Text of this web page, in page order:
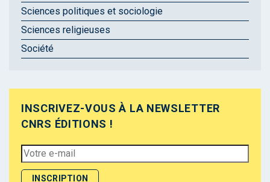
Sciences politiques et sociologie
Sciences religieuses
Société
INSCRIVEZ-VOUS À LA NEWSLETTER
CNRS ÉDITIONS !